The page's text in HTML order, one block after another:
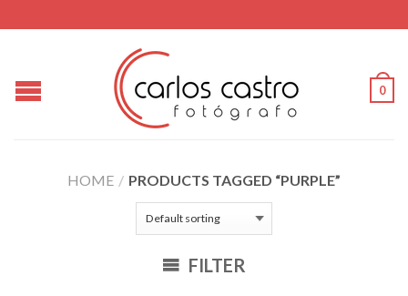
0
HOME / PRODUCTS TAGGED “PURPLE”
FILTER